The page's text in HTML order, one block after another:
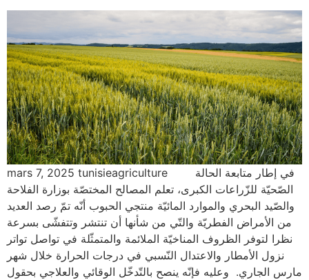
mars 7, 2025 tunisieagriculture في إطار متابعة الحالة
الصّحيّة للزّراعات الكبرى، تعلم المصالح المختصّة بوزارة الفلاحة
والصّيد البحري والموارد المائيّة منتجي الحبوب أنّه تمّ رصد العديد
من الأمراض الفطريّة والتّي من شأنها أن تنتشر وتتفشّى بسرعة
نظرا لتوفر الظروف المناخيّة الملائمة والمتمثّلة في تواصل تواتر
نزول الأمطار والاعتدال النّسبي في درجات الحرارة خلال شهر
مارس الجاري. وعليه فإنّه ينصح بالتّدخّل الوقائي والعلاجي بحقول